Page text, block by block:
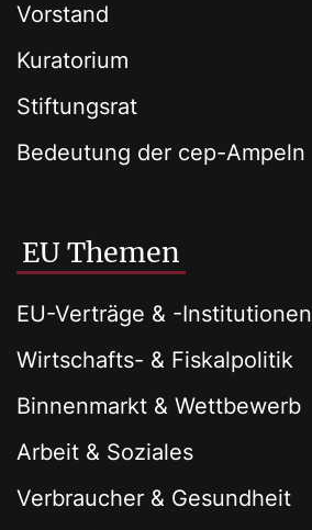
Vorstand
Kuratorium
Stiftungsrat
Bedeutung der cep-Ampeln
EU Themen
EU-Verträge & -Institutionen
Wirtschafts- & Fiskalpolitik
Binnenmarkt & Wettbewerb
Arbeit & Soziales
Verbraucher & Gesundheit